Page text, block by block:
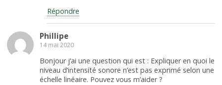
Répondre
Phillipe
14 mai 2020
Bonjour j’ai une question qui est : Expliquer en quoi le
niveau d’intensité sonore n’est pas exprimé selon une
échelle linéaire. Pouvez vous m’aider ?